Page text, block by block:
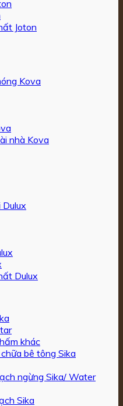
Joton
Kova
nhà Kova
Dulux
khác
bê tông Sika
ngừng Sika/ Water
Sika